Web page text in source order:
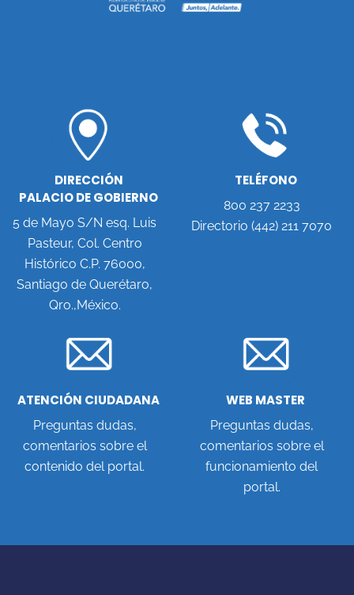
DIRECCIÓN
PALACIO DE GOBIERNO
5 de Mayo S/N esq. Luis
Pasteur, Col. Centro
Histórico C.P. 76000,
Santiago de Querétaro,
Qro.,México.
TELÉFONO
800 237 2233
Directorio (442) 211 7070
ATENCIÓN CIUDADANA
Preguntas dudas,
comentarios sobre el
contenido del portal.
WEB MASTER
Preguntas dudas,
comentarios sobre el
funcionamiento del
portal.